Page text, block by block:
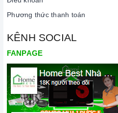
Phương thức thanh toán
KÊNH SOCIAL
FANPAGE